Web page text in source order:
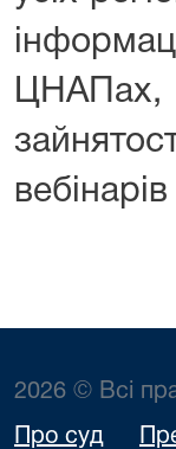
2026 © Всі
Про суд